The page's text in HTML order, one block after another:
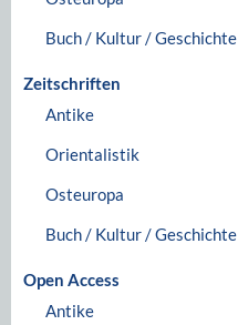
Buch / Kultur / Geschichte
Zeitschriften
Antike
Orientalistik
Osteuropa
Buch / Kultur / Geschichte
Open Access
Antike